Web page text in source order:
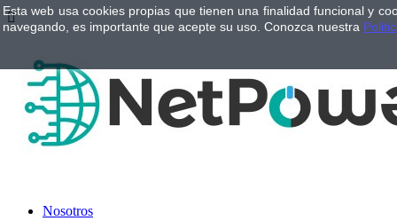

Nosotros
Esta web usa cookies propias que tienen una finalidad funcional y
navegando, es importante que acepte su uso. Conozca nuestra